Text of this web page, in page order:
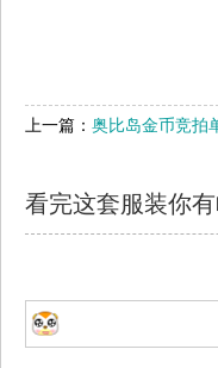
上一篇： 奥比岛金币竞拍
看完这套服装你